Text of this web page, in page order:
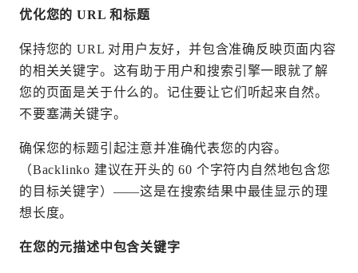
优化您的 URL 和标题
保持您的 URL 对用户友好，并包含准确反映页面内容
的相关关键字。这有助于用户和搜索引擎一眼就了解
您的页面是关于什么的。记住要让它们听起来自然。
不要塞满关键字。
确保您的标题引起注意并准确代表您的内容。
（Backlinko 建议在开头的 60 个字符内自然地包含您
的目标关键字）——这是在搜索结果中最佳显示的理
想长度。
在您的元描述中包含关键字